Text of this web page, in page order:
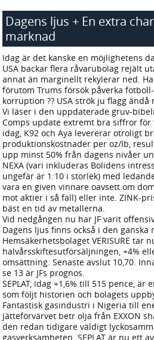
Dagens ljus + En extra
marknad
Idag är det kanske en möjlighetens
USA backar flera råvarubolag rejält
annat än marginellt rekylerar ned.
förutom Trums försök påverka
korruption ?? USA strök ju flagg
Vi läser i den uppdaterade gruv-
Comps update extremt bra siffror för
idag, K92 och Aya levererar otroligt
produktionskostnader per oz/lb,
upp minst 50% från dagens nivåer
NEXA (vari inkluderas Bolidens
ungefär är 1:10 i storlek) med
vara en given vinnare oavsett om
mot aktier i så fall) eller inte. ZINK-
bäst en tid av metallerna.
Vid nedgången nu har JF varit
Dagens ljus finns också i den ganska
Hemsäkerhetsbolaget VERISURE tar
halvårsskiftesutförsäljningen, +4%
omsättning. Senaste avslut 10,70.
se 13 är JFs prognos.
SEPLAT, idag +1,6% till 515 pence,
som följt historien och bolagets
Fantastisk gasindustri i Nigeria till
jätteförvärvet betr olja från EXXON
den redan tidigare väldigt
gasverksamheten. SEPLAT är nu ett